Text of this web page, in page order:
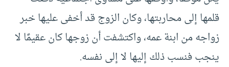
قلمها إلى محاربتها، وكان الزوج قد أخفى عليها خبر
زواجه من ابنة عمه، واكتشفت أن زوجها كان عقيمًا لا
ينجب فنسب ذلك إليها لا إلى نفسه.